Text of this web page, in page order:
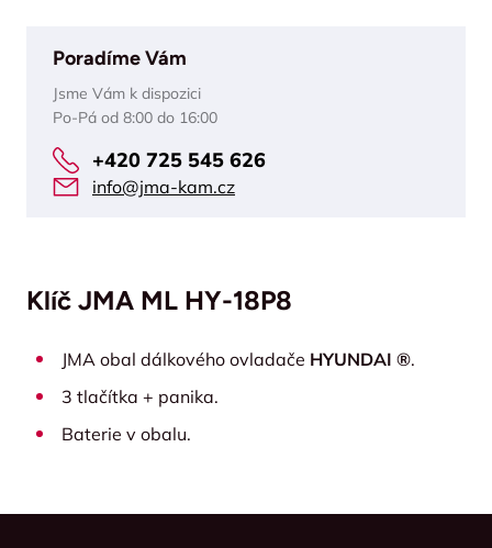
Poradíme Vám
Jsme Vám k dispozici
Po-Pá od 8:00 do 16:00
+420 725 545 626
info@jma-kam.cz
Klíč JMA ML HY-18P8
JMA obal dálkového ovladače HYUNDAI ®.
3 tlačítka + panika.
Baterie v obalu.